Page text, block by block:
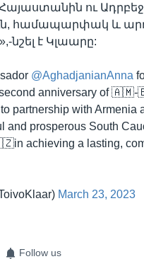
ու
համապարփակ և
նշել է Կլաարը:
@AghadjanianAnna
second anniversary of
partnership with Armenia
and prosperous South
achieving a lasting,
March 23, 2023
Follow us